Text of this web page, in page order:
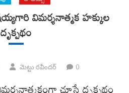
విమర్శనాత్మక హక్కుల
దృక్పథం
మెట్టు రవీందర్ 0